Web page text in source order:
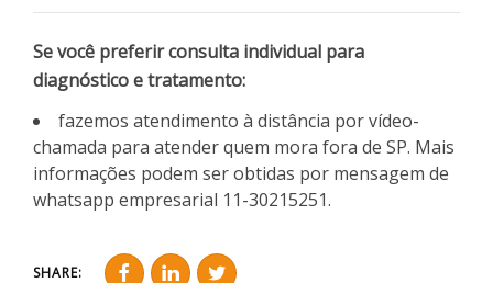
Se você preferir consulta individual para
diagnóstico e tratamento:
fazemos atendimento à distância por vídeo-
chamada para atender quem mora fora de SP. Mais
informações podem ser obtidas por mensagem de
whatsapp empresarial 11-30215251.
SHARE: